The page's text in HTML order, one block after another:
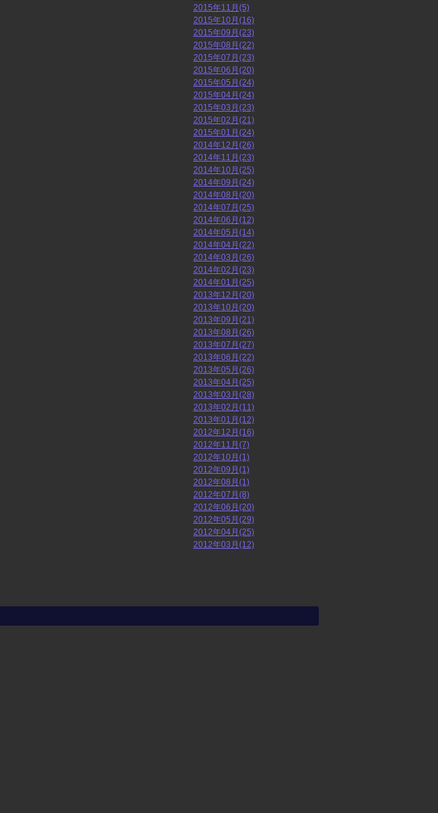
2015年11月(5)
2015年10月(16)
2015年09月(23)
2015年08月(22)
2015年07月(23)
2015年06月(20)
2015年05月(24)
2015年04月(24)
2015年03月(23)
2015年02月(21)
2015年01月(24)
2014年12月(26)
2014年11月(23)
2014年10月(25)
2014年09月(24)
2014年08月(20)
2014年07月(25)
2014年06月(12)
2014年05月(14)
2014年04月(22)
2014年03月(26)
2014年02月(23)
2014年01月(25)
2013年12月(20)
2013年10月(20)
2013年09月(21)
2013年08月(26)
2013年07月(27)
2013年06月(22)
2013年05月(26)
2013年04月(25)
2013年03月(28)
2013年02月(11)
2013年01月(12)
2012年12月(16)
2012年11月(7)
2012年10月(1)
2012年09月(1)
2012年08月(1)
2012年07月(8)
2012年06月(20)
2012年05月(29)
2012年04月(25)
2012年03月(12)